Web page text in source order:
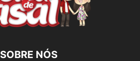
SOBRE NÓS